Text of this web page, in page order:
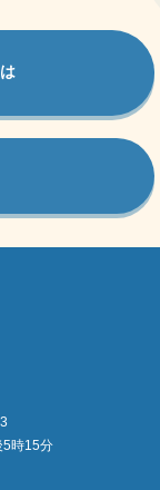
5時15分